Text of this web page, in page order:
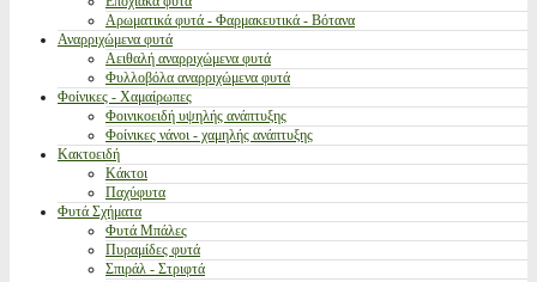
Αρωματικά φυτά - Φαρμακευτικά - Βότανα
Αναρριχώμενα φυτά
Αειθαλή αναρριχώμενα φυτά
Φυλλοβόλα αναρριχώμενα φυτά
Φοίνικες - Χαμαίρωπες
Φοινικοειδή υψηλής ανάπτυξης
Φοίνικες νάνοι - χαμηλής ανάπτυξης
Κακτοειδή
Κάκτοι
Παχύφυτα
Φυτά Σχήματα
Φυτά Μπάλες
Πυραμίδες φυτά
Σπιράλ - Στριφτά